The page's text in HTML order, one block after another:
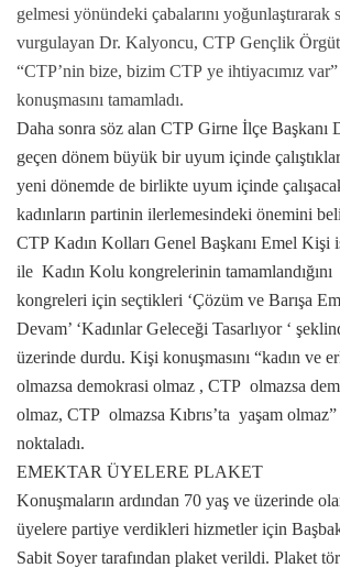
gelmesi yönündeki çabalarını yoğunlaştırarak
vurgulayan Dr. Kalyoncu, CTP Gençlik
“CTP’nin bize, bizim CTP ye ihtiyacımız
konuşmasını tamamladı.
Daha sonra söz alan CTP Girne İlçe Başkanı
geçen dönem büyük bir uyum içinde
yeni dönemde de birlikte uyum içinde
kadınların partinin ilerlemesindeki önemini
CTP Kadın Kolları Genel Başkanı Emel Kişi
ile Kadın Kolu kongrelerinin tamamlandığını
kongreleri için seçtikleri ‘Çözüm ve Barışa
Devam’ ‘Kadınlar Geleceği Tasarlıyor ‘
üzerinde durdu. Kişi konuşmasını “kadın ve
olmazsa demokrasi olmaz , CTP olmazsa
olmaz, CTP olmazsa Kıbrıs’ta yaşam
noktaladı.
EMEKTAR ÜYELERE PLAKET
Konuşmaların ardından 70 yaş ve üzerinde
üyelere partiye verdikleri hizmetler için
Sabit Soyer tarafından plaket verildi. Plaket